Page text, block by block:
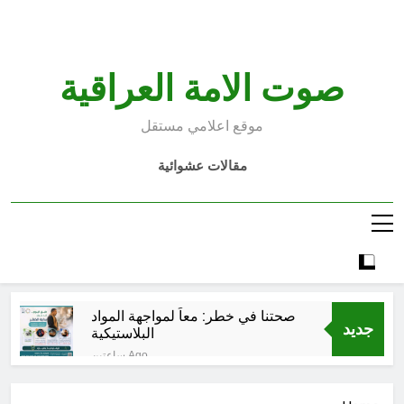
صوت الامة العراقية
موقع اعلامي مستقل
مقالات عشوائية
جديد
صحتنا في خطر: معاً لمواجهة المواد
البلاستيكية
ساعتين Ago